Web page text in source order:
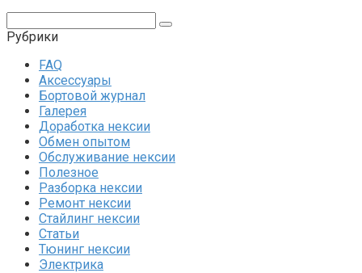
Рубрики
FAQ
Аксессуары
Бортовой журнал
Галерея
Доработка нексии
Обмен опытом
Обслуживание нексии
Полезное
Разборка нексии
Ремонт нексии
Стайлинг нексии
Статьи
Тюнинг нексии
Электрика